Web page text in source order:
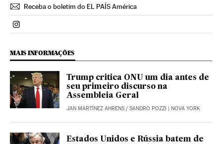
Receba o boletim do EL PAÍS América
Politica El País Brasil en Instagram
MAIS INFORMAÇÕES
Trump critica ONU um dia antes de
seu primeiro discurso na
Assembleia Geral
JAN MARTÍNEZ AHRENS / SANDRO POZZI | NOVA YORK
Estados Unidos e Rússia batem de